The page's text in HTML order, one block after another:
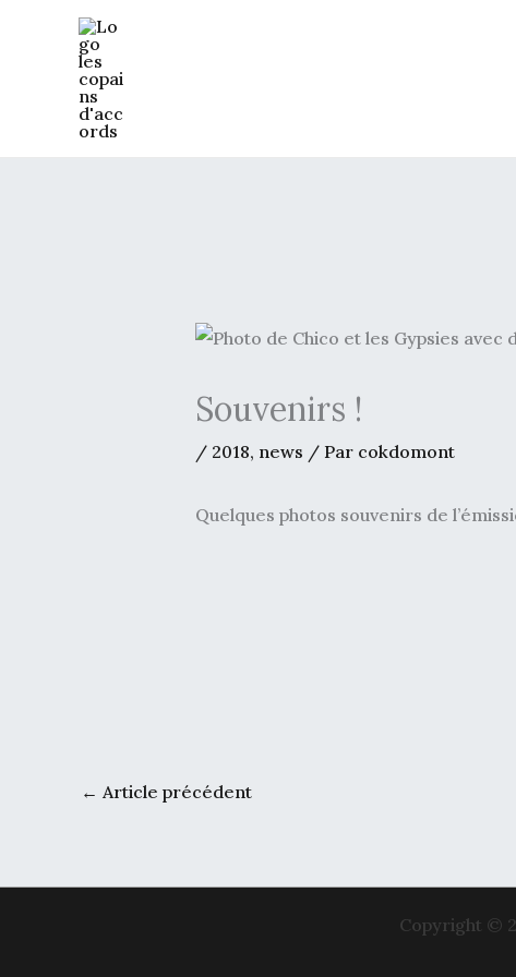
Souvenirs !
/ 2018, news / Par cokdomont
Quelques photos souvenirs de
← Article précédent
Copyright ©